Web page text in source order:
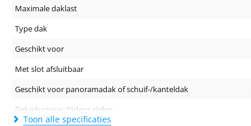
Maximale daklast
Type dak
Geschikt voor
Met slot afsluitbaar
Geschikt voor panoramadak of schuif-/kanteldak
Geluidsniveau tijdens rijden
Toon alle specificaties